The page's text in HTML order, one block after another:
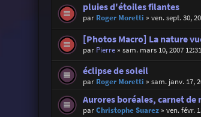
pluies d'étoiles filantes
par Roger Moretti » ven. sept. 30,
[Photos Macro] La nature
par Pierre» sam. mars 10, 2007 12:31
éclipse de soleil
par Roger Moretti » sam. janv. 17,
Aurores boréales, carnet de
parChristophe Suarez» ven. févr.